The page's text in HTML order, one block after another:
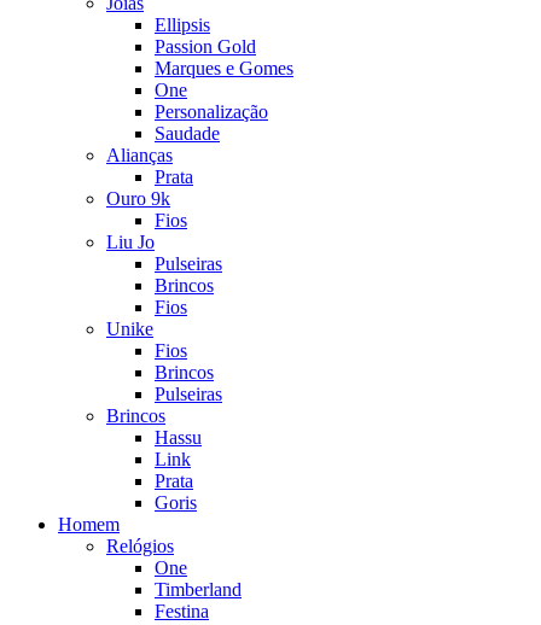
Ellipsis
Passion Gold
Marques e Gomes
One
Personalização
Saudade
Alianças
Prata
Ouro 9k
Fios
Liu Jo
Pulseiras
Brincos
Fios
Unike
Fios
Brincos
Pulseiras
Brincos
Hassu
Link
Prata
Goris
Homem
Relógios
One
Timberland
Festina